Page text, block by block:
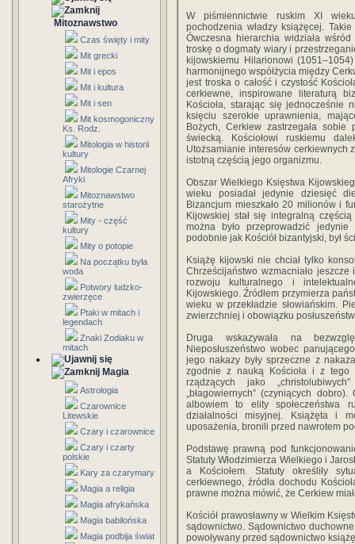
Mitoznawstwo
Czas święty i mity
Mit grecki
Mit i epos
Mit i kultura
Mit i sen
Mit kosmogoniczny
Ks. Rodz.
Mitologia w historii
kultury
Mitologie Czarnej
Afryki
Mitoznawstwo
starożytne
Mity - część
kultury
Mity o potopie
Na początku była
woda
Potwory ludzko-
zwierzęce
Ptaki w mitach i
legendach
Znaki Zodiaku w
mitach
Magia
Astrologia
Czarownice
Litewskie
Czary i czarownice
Czary i czarty
polskie
Kary za czarymary
Magia a religia
Magia afrykańska
Magia babilońska
Magia podbija świat
W piśmiennictwie ruskim XI
pochodzenia władzy książęcej.
Ówczesna hierarchia widziała
troskę o dogmaty wiary i
kijowskiemu Hilarionowi
harmonijnego współżycia między
jest troska o całość i czystość
cerkiewne, inspirowane literaturą
Kościoła, starając się jednocześnie
księciu szerokie uprawnienia,
Bożych, Cerkiew zastrzegała
świecką. Kościołowi ruskiemu
Utożsamianie interesów cerkiewnych
istotną częścią jego organizmu.
Obszar Wielkiego Księstwa
wieku posiadał jedynie dziesięć
Bizancjum mieszkało 20 milionów i
Kijowskiej stał się integralną
można było przeprowadzić
podobnie jak Kościół bizantyjski, był
Książę kijowski nie chciał tylko
Chrześcijaństwo wzmacniało
rozwoju kulturalnego i
Kijowskiego. Źródłem przymierza
wieku w przekładzie słowiańskim.
zwierzchniej i obowiązku
Druga wskazywała na
Nieposłuszeństwo wobec
jego nakazy były sprzeczne z
zgodnie z nauką Kościoła i z tego
rządzących jako
„błagowiernych” (czyniących
albowiem to elity społeczeństwa
działalności misyjnej. Książęta i
uposażenia, bronili przed nawrotem
Podstawę prawną pod
Statuty Włodzimierza Wielkiego i
a Kościołem. Statuty określiły
cerkiewnego, źródła dochodu
prawne można mówić, że Cerkiew
Kościół prawosławny w Wielkim
sądownictwo. Sądownictwo
powoływany przed sądownictwo